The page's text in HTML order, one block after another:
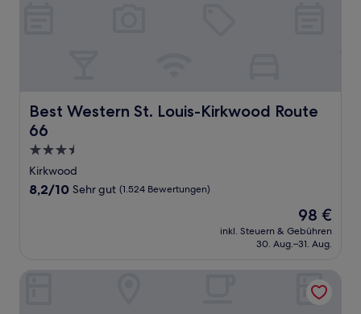
Best Western St. Louis-Kirkwood Route
66
Best Western St. Louis-Kirkwood Route 66
3.5-
Sterne-
Unterkunft
Kirkwood
8.2
Bewertungen)
8,2/10 Sehr gut (1.524 Bewertungen)
Der
Preis
beträgt
98 €
inkl. Steuern & Gebühren
30. Aug.–31. Aug.
Heritage Inn & Suites St. Louis/Fenton, Trademark by